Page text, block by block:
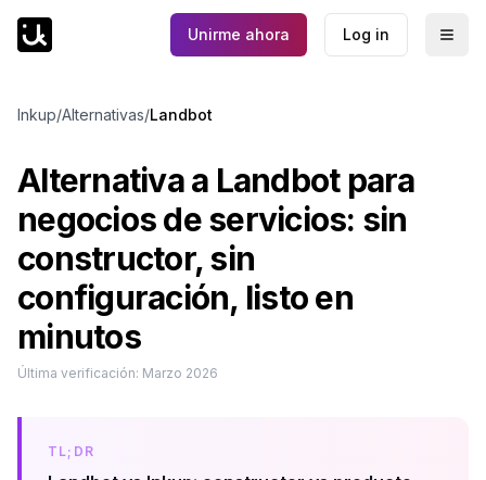
Unirme ahora Log in
Inkup/Alternativas/Landbot
Alternativa a Landbot para
negocios de servicios: sin
constructor, sin
configuración, listo en
minutos
Última verificación: Marzo 2026
TL;DR